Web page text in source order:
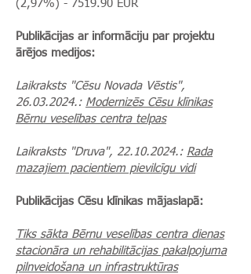
(2,97%) - 7519.90 EUR
Publikācijas ar informāciju par projektu
ārējos medijos:
Laikraksts "Cēsu Novada Vēstis",
26.03.2024.: Modernizēs Cēsu klīnikas
Bērnu veselības centra telpas
Laikraksts "Druva", 22.10.2024.: Rada
mazajiem pacientiem pievilcīgu vidi
Publikācijas Cēsu klīnikas mājaslapā:
Tiks sākta Bērnu veselības centra dienas
stacionāra un rehabilitācijas pakalpojuma
pilnveidošana un infrastruktūras